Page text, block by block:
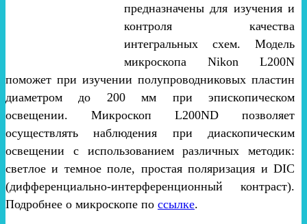
предназначены для изучения и
контроля качества
интегральных схем. Модель
микроскопа Nikon L200N
поможет при изучении полупроводниковых пластин
диаметром до 200 мм при эпископическом
освещении. Микроскоп L200ND позволяет
осуществлять наблюдения при диаскопическим
освещении с использованием различных методик:
светлое и темное поле, простая поляризация и DIC
(дифференциально-интерференционный контраст).
Подробнее о микроскопе по ссылке.